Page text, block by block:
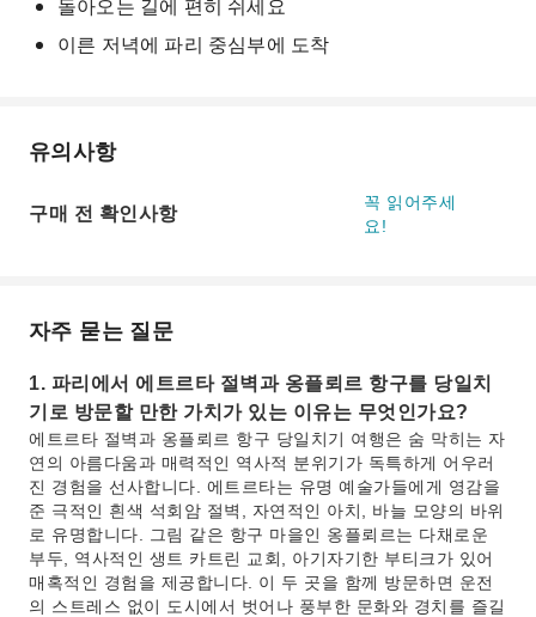
돌아오는 길에 편히 쉬세요
이른 저녁에 파리 중심부에 도착
유의사항
구매 전 확인사항
꼭 읽어주세
요!
자주 묻는 질문
1. 파리에서 에트르타 절벽과 옹플뢰르 항구를 당일치
기로 방문할 만한 가치가 있는 이유는 무엇인가요?
에트르타 절벽과 옹플뢰르 항구 당일치기 여행은 숨 막히는 자
연의 아름다움과 매력적인 역사적 분위기가 독특하게 어우러
진 경험을 선사합니다. 에트르타는 유명 예술가들에게 영감을
준 극적인 흰색 석회암 절벽, 자연적인 아치, 바늘 모양의 바위
로 유명합니다. 그림 같은 항구 마을인 옹플뢰르는 다채로운
부두, 역사적인 생트 카트린 교회, 아기자기한 부티크가 있어
매혹적인 경험을 제공합니다. 이 두 곳을 함께 방문하면 운전
의 스트레스 없이 도시에서 벗어나 풍부한 문화와 경치를 즐길